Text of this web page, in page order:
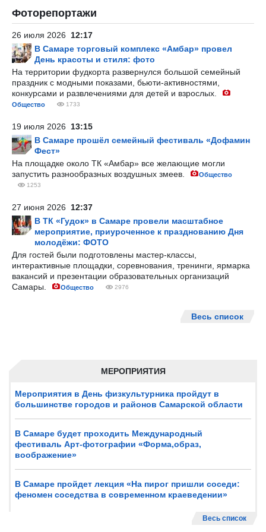
МЕРОПРИЯТИЯ
Мероприятия в День физкультурника пройдут в
большинстве городов и районов Самарской области
В Самаре будет проходить Международный
фестиваль Арт-фотографии «Форма,образ,
воображение»
В Самаре пройдет лекция «На пирог пришли соседи:
феномен соседства в современном краеведении»
Весь список
Фоторепортажи
26 июля 2026 12:17
В Самаре торговый комплекс «Амбар» провел
День красоты и стиля: фото
На территории фудкорта развернулся большой семейный
праздник с модными показами, бьюти-активностями,
конкурсами и развлечениями для детей и взрослых.
Общество 1733
19 июля 2026 13:15
В Самаре прошёл семейный фестиваль «Дофамин
Фест»
На площадке около ТК «Амбар» все желающие могли
запустить разнообразных воздушных змеев.
Общество
1253
27 июня 2026 12:37
В ТК «Гудок» в Самаре провели масштабное
мероприятие, приуроченное к празднованию Дня
молодёжи: ФОТО
Для гостей были подготовлены мастер-классы,
интерактивные площадки, соревнования, тренинги, ярмарка
вакансий и презентации образовательных организаций
Самары.
Общество 2976
Весь список